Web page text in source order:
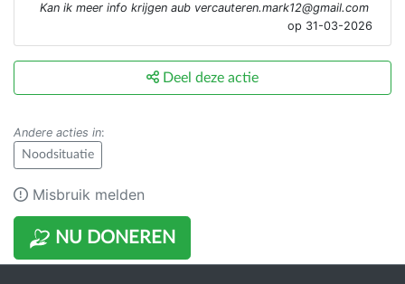
NU DONEREN
Kan ik meer info krijgen aub vercauteren.mark12@gmail.com
op 31-03-2026
Deel deze actie
Andere acties in:
Noodsituatie
Misbruik melden